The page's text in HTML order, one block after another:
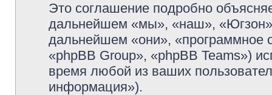
Это соглашение подробно
дальнейшем «мы», «наш»,
дальнейшем «они», «программное
«phpBB Group», «phpBB Teams»)
время любой из ваших
информация»).